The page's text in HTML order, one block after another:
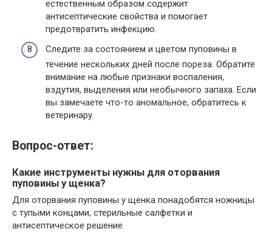
естественным образом содержит
антисептические свойства и помогает
предотвратить инфекцию.
Следите за состоянием и цветом пуповины в
течение нескольких дней после пореза. Обратите
внимание на любые признаки воспаления,
вздутия, выделения или необычного запаха. Если
вы замечаете что-то аномальное, обратитесь к
ветеринару.
Вопрос-ответ:
Какие инструменты нужны для оторвания
пуповины у щенка?
Для оторвания пуповины у щенка понадобятся ножницы
с тупыми концами, стерильные салфетки и
антисептическое решение.